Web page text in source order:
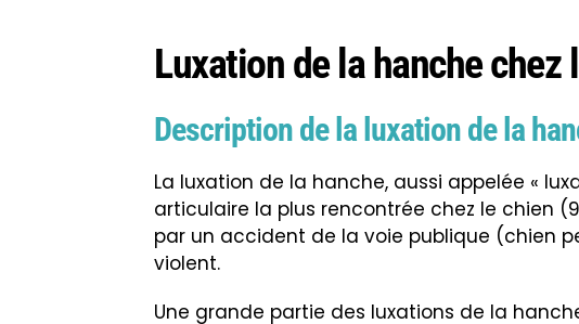
Luxation de la hanche chez
Description de la luxation de la
La luxation de la hanche, aussi appelée «
articulaire la plus rencontrée chez le chien
par un accident de la voie publique (chien
violent.
Une grande partie des luxations de la